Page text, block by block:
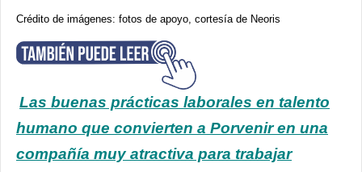
Crédito de imágenes: fotos de apoyo, cortesía de Neoris
Las buenas prácticas laborales en talento
humano que convierten a Porvenir en una
compañía muy atractiva para trabajar